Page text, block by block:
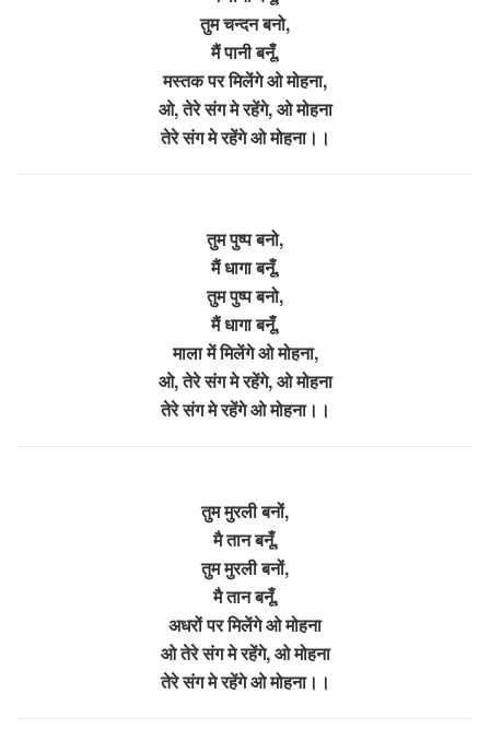
तुम चन्दन बनो,
मैं पानी बनूँ,
मस्तक पर मिलेंगे ओ मोहना,
ओ, तेरे संग मे रहेंगे, ओ मोहना
तेरे संग मे रहेंगे ओ मोहना।।
तुम पुष्प बनो,
मैं धागा बनूँ,
तुम पुष्प बनो,
मैं धागा बनूँ,
माला में मिलेंगे ओ मोहना,
ओ, तेरे संग मे रहेंगे, ओ मोहना
तेरे संग मे रहेंगे ओ मोहना।।
तुम मुरली बनों,
मै तान बनूँ,
तुम मुरली बनों,
मै तान बनूँ,
अधरों पर मिलेंगे ओ मोहना
ओ तेरे संग मे रहेंगे, ओ मोहना
तेरे संग मे रहेंगे ओ मोहना।।